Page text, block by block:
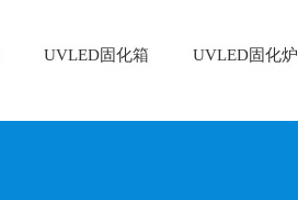
UVLED固化箱 UVLED固化炉